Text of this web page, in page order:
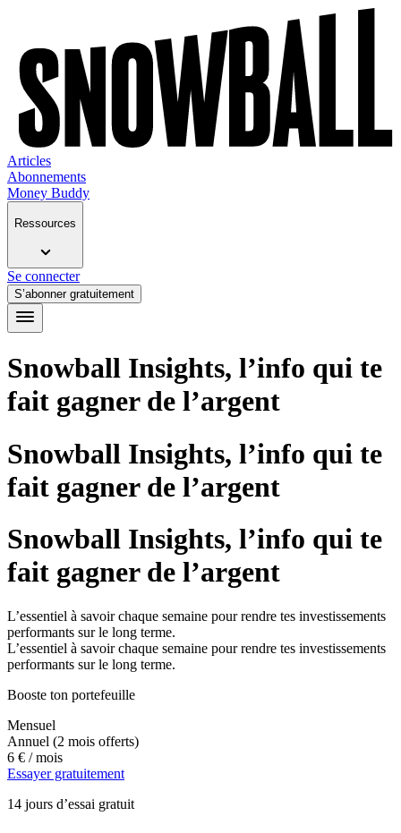
Articles
Abonnements
Money Buddy
Ressources
Se connecter
S’abonner gratuitement
Snowball Insights, l’info qui te
fait gagner de l’argent
Snowball Insights, l’info qui te
fait gagner de l’argent
Snowball Insights, l’info qui te
fait gagner de l’argent
L’essentiel à savoir chaque semaine pour rendre tes investissements
performants sur le long terme.
L’essentiel à savoir chaque semaine pour rendre tes investissements
performants sur le long terme.
Booste ton portefeuille
Mensuel
Annuel (2 mois offerts)
6 € / mois
Essayer gratuitement
14 jours d’essai gratuit